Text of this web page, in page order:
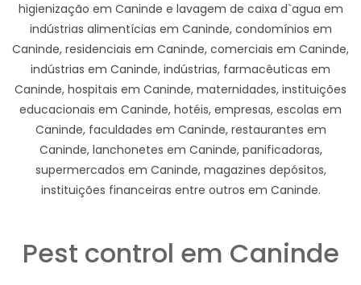
higienização em Caninde e lavagem de caixa d`agua em
indústrias alimentícias em Caninde, condomínios em
Caninde, residenciais em Caninde, comerciais em Caninde,
indústrias em Caninde, indústrias, farmacêuticas em
Caninde, hospitais em Caninde, maternidades, instituições
educacionais em Caninde, hotéis, empresas, escolas em
Caninde, faculdades em Caninde, restaurantes em
Caninde, lanchonetes em Caninde, panificadoras,
supermercados em Caninde, magazines depósitos,
instituições financeiras entre outros em Caninde.
Pest control em Caninde